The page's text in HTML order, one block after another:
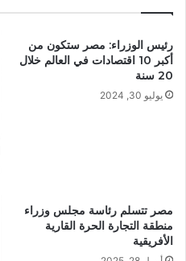
رئيس الوزراء: مصر ستكون من
أكبر 10 اقتصادات في العالم خلال
20 سنة
يوليو 30, 2024
مصر تتسلم رئاسة مجلس وزراء
منطقة التجارة الحرة القارية
الأفريقية